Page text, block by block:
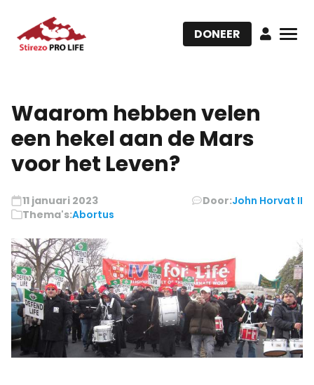
DONEER
Waarom hebben velen
een hekel aan de Mars
voor het Leven?
11 januari 2023 Door:John Horvat II
Thema's:Abortus